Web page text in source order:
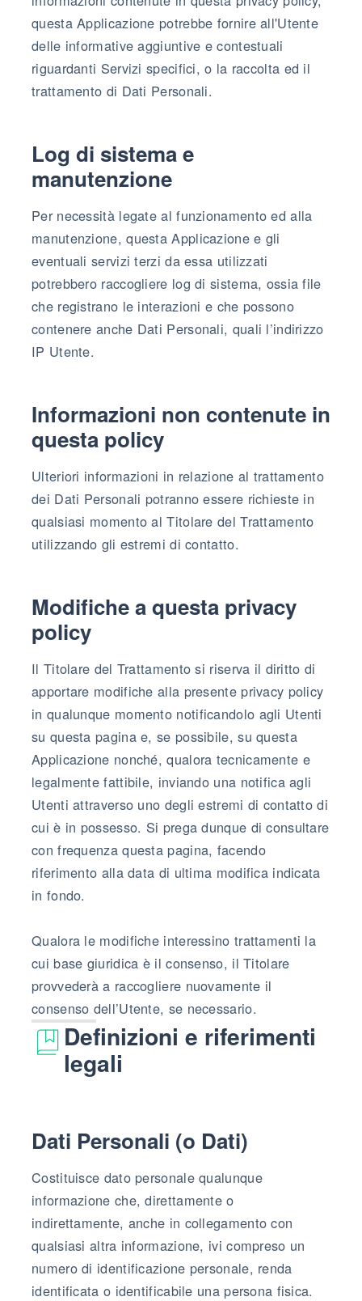
questa Applicazione potrebbe fornire all'Utente
delle informative aggiuntive e contestuali
riguardanti Servizi specifici, o la raccolta ed il
trattamento di Dati Personali.
Log di sistema e
manutenzione
Per necessità legate al funzionamento ed alla
manutenzione, questa Applicazione e gli
eventuali servizi terzi da essa utilizzati
potrebbero raccogliere log di sistema, ossia file
che registrano le interazioni e che possono
contenere anche Dati Personali, quali l’indirizzo
IP Utente.
Informazioni non contenute in
questa policy
Ulteriori informazioni in relazione al trattamento
dei Dati Personali potranno essere richieste in
qualsiasi momento al Titolare del Trattamento
utilizzando gli estremi di contatto.
Modifiche a questa privacy
policy
Il Titolare del Trattamento si riserva il diritto di
apportare modifiche alla presente privacy policy
in qualunque momento notificandolo agli Utenti
su questa pagina e, se possibile, su questa
Applicazione nonché, qualora tecnicamente e
legalmente fattibile, inviando una notifica agli
Utenti attraverso uno degli estremi di contatto di
cui è in possesso. Si prega dunque di consultare
con frequenza questa pagina, facendo
riferimento alla data di ultima modifica indicata
in fondo.
Qualora le modifiche interessino trattamenti la
cui base giuridica è il consenso, il Titolare
provvederà a raccogliere nuovamente il
consenso dell’Utente, se necessario.
Definizioni e riferimenti
legali
Dati Personali (o Dati)
Costituisce dato personale qualunque
informazione che, direttamente o
indirettamente, anche in collegamento con
qualsiasi altra informazione, ivi compreso un
numero di identificazione personale, renda
identificata o identificabile una persona fisica.